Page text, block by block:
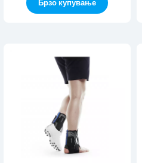
Брзо купување